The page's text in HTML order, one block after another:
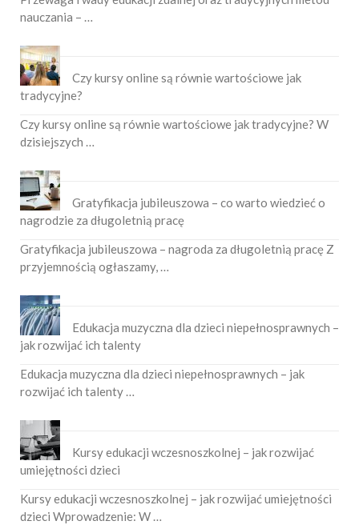
nauczania – …
Czy kursy online są równie wartościowe jak
tradycyjne?
Czy kursy online są równie wartościowe jak tradycyjne? W
dzisiejszych …
Gratyfikacja jubileuszowa – co warto wiedzieć o
nagrodzie za długoletnią pracę
Gratyfikacja jubileuszowa – nagroda za długoletnią pracę Z
przyjemnością ogłaszamy, …
Edukacja muzyczna dla dzieci niepełnosprawnych –
jak rozwijać ich talenty
Edukacja muzyczna dla dzieci niepełnosprawnych – jak
rozwijać ich talenty …
Kursy edukacji wczesnoszkolnej – jak rozwijać
umiejętności dzieci
Kursy edukacji wczesnoszkolnej – jak rozwijać umiejętności
dzieci Wprowadzenie: W …